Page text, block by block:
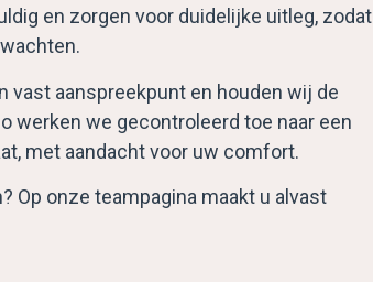
en zorgen voor duidelijke uitleg, zodat
vast aanspreekpunt en houden wij de
werken we gecontroleerd toe naar een
met aandacht voor uw comfort.
Op onze teampagina maakt u alvast